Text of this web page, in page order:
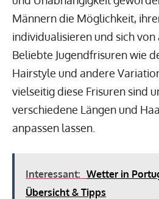
Männern die Möglichkeit,
individualisieren und sich von
Beliebte Jugendfrisuren wie
Hairstyle und andere
vielseitig diese Frisuren sind
verschiedene Längen und
anpassen lassen.
Interessant: Wetter in
Übersicht & Tipps